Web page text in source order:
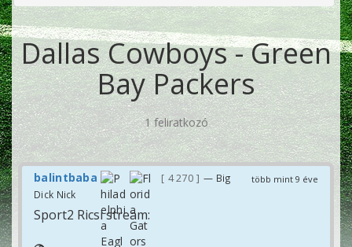
Dallas Cowboys - Green
Bay Packers
1 feliratkozó
több mint 9 éve
balintbaba 4 270
— Big
Dick Nick
Sport2 Ricsi stream: